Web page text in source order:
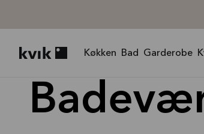
Køkken Bad Garderobe